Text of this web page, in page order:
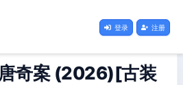
登录 注册
唐奇案 (2026)[古装